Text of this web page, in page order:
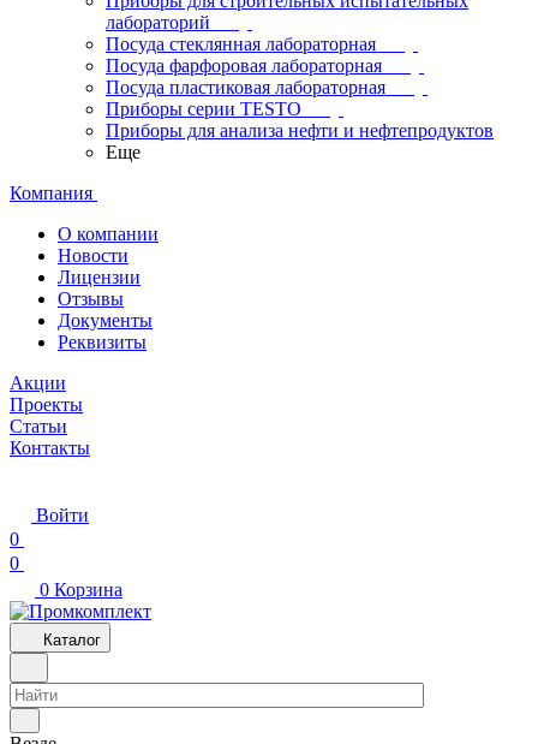
лабораторий
Посуда стеклянная лабораторная
Посуда фарфоровая лабораторная
Посуда пластиковая лабораторная
Приборы серии TESTO
Приборы для анализа нефти и нефтепродуктов
Еще
Компания
О компании
Новости
Лицензии
Отзывы
Документы
Реквизиты
Акции
Проекты
Статьи
Контакты
Войти
0
0
0 Корзина
Каталог